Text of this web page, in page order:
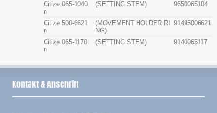
Citize
n
065-1040 (SETTING STEM) 9650065104
Citize
n
500-6621
(MOVEMENT HOLDER RI
NG)
91495006621
Citize
n
065-1170 (SETTING STEM) 9140065117
Kontakt & Anschrift